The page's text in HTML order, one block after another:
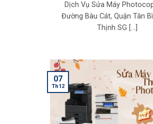
Dịch Vụ Sửa Máy
Đường Bàu Cát, Quận Tân
Thịnh SG [...]
07
Th12